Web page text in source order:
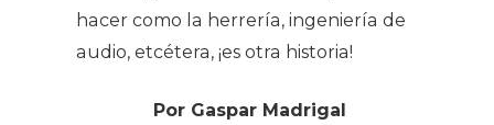
hacer como la herrería, ingeniería de
audio, etcétera, ¡es otra historia!
Por Gaspar Madrigal